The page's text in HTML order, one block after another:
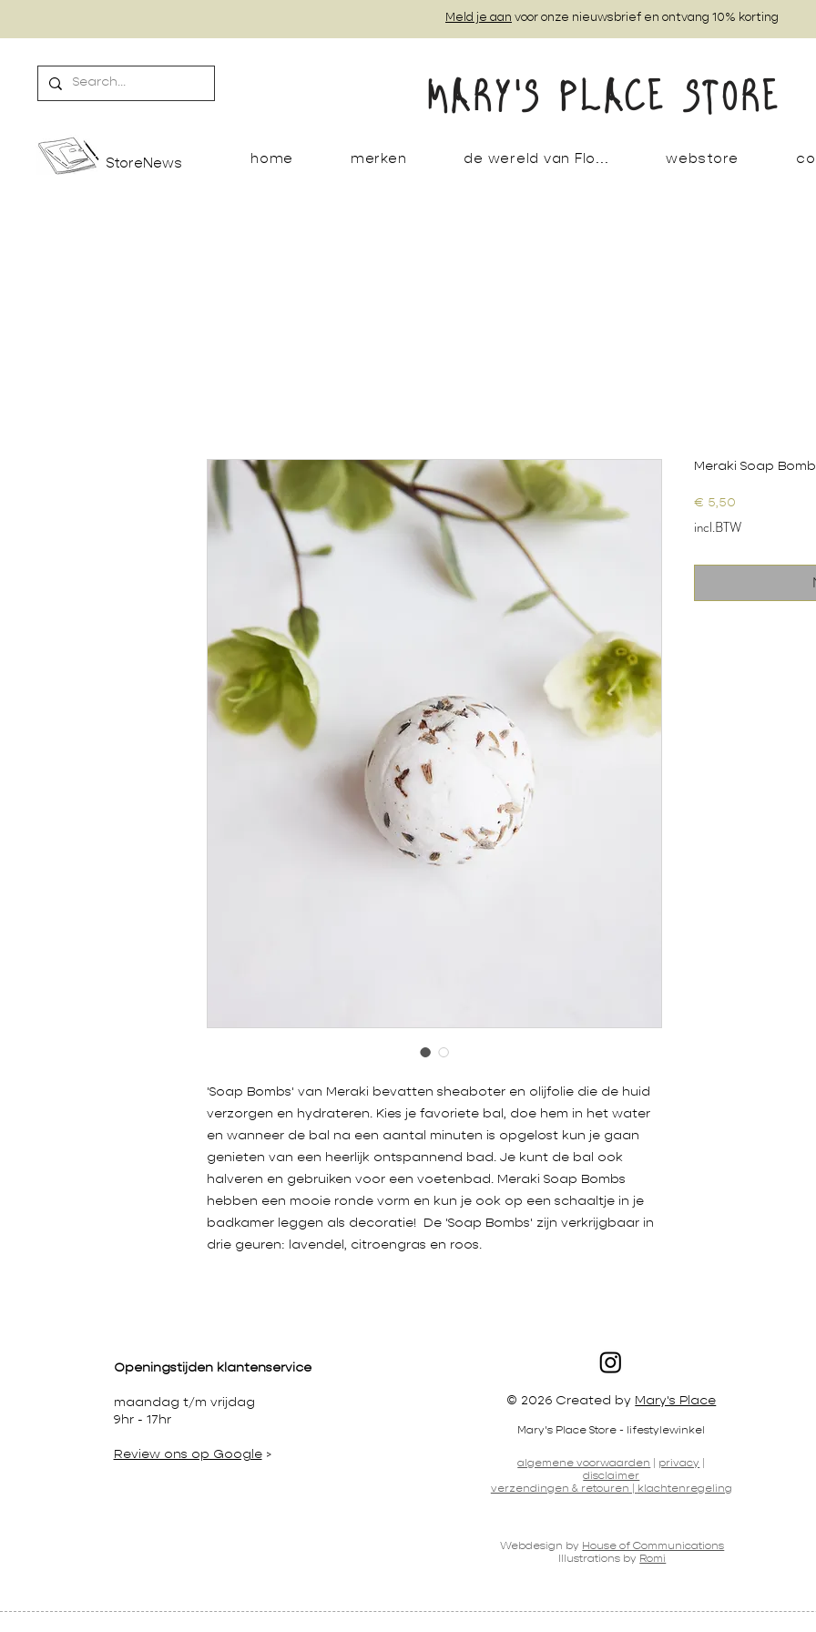
StoreNews
MARY'S PLACE STORE
home merken de wereld van Flo... webstore
Meld je aan voor onze nieuwsbrief en ontvang 10% korting
'Soap Bombs' van Meraki bevatten sheaboter en olijfolie die de huid
verzorgen en hydrateren. Kies je favoriete bal, doe hem in het water
en wanneer de bal na een aantal minuten is opgelost kun je gaan
genieten van een heerlijk ontspannend bad. Je kunt de bal ook
halveren en gebruiken voor een voetenbad. Meraki Soap Bombs
hebben een mooie ronde vorm en kun je ook op een schaaltje in je
badkamer leggen als decoratie! De 'Soap Bombs' zijn verkrijgbaar in
drie geuren: lavendel, citroengras en roos.
Meraki Soap
€ 5,50
incl.BTW
Openingstijden klantenservice
maandag t/m vrijdag
9hr - 17hr
Review ons op Google>
© 2026 Created by Mary's Place
Mary's Place Store - lifestylewinkel
Webdesign by House of Communications
Illustrations by Romi
algemene voorwaarden privacy
disclaimer
verzendingen & retouren |
klachtenregeling